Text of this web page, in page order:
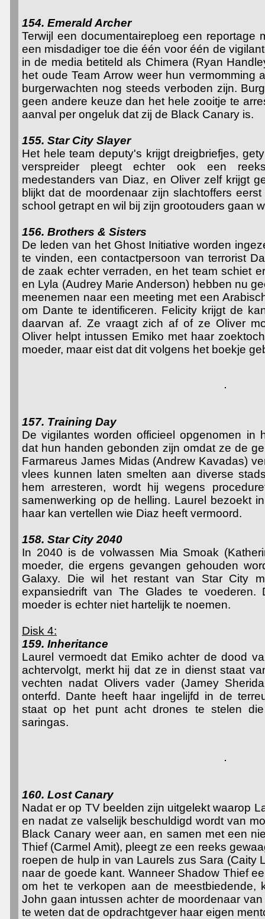
154. Emerald Archer
Terwijl een documentaireploeg een reportage
een misdadiger toe die één voor één de
in de media betiteld als Chimera (Ryan
het oude Team Arrow weer hun vermomming
burgerwachten nog steeds verboden zijn.
geen andere keuze dan het hele zooitje te
aanval per ongeluk dat zij de Black Canary is.
155. Star City Slayer
Het hele team deputy's krijgt dreigbriefjes,
verspreider pleegt echter ook een
medestanders van Diaz, en Oliver zelf krijgt
blijkt dat de moordenaar zijn slachtoffers
school getrapt en wil bij zijn grootouders gaan
156. Brothers & Sisters
De leden van het Ghost Initiative worden
te vinden, een contactpersoon van terrorist
de zaak echter verraden, en het team schiet
en Lyla (Audrey Marie Anderson) hebben nu
meenemen naar een meeting met een
om Dante te identificeren. Felicity krijgt de
daarvan af. Ze vraagt zich af of ze Oliver
Oliver helpt intussen Emiko met haar
moeder, maar eist dat dit volgens het boekje
157. Training Day
De vigilantes worden officieel opgenomen in
dat hun handen gebonden zijn omdat ze de
Farmareus James Midas (Andrew Kavadas)
vlees kunnen laten smelten aan diverse
hem arresteren, wordt hij wegens
samenwerking op de helling. Laurel bezoekt
haar kan vertellen wie Diaz heeft vermoord.
158. Star City 2040
In 2040 is de volwassen Mia Smoak
moeder, die ergens gevangen gehouden
Galaxy. Die wil het restant van Star City
expansiedrift van The Glades te
moeder is echter niet hartelijk te noemen.
Disk 4:
159. Inheritance
Laurel vermoedt dat Emiko achter de dood
achtervolgt, merkt hij dat ze in dienst staat
vechten nadat Olivers vader (Jamey
onterfd. Dante heeft haar ingelijfd in de
staat op het punt acht drones te stelen
saringas.
160. Lost Canary
Nadat er op TV beelden zijn uitgelekt waarop
en nadat ze valselijk beschuldigd wordt van
Black Canary weer aan, en samen met een
Thief (Carmel Amit), pleegt ze een reeks
roepen de hulp in van Laurels zus Sara (Caity
naar de goede kant. Wanneer Shadow Thief
om het te verkopen aan de meestbiedende,
John gaan intussen achter de moordenaar
te weten dat de opdrachtgever haar eigen